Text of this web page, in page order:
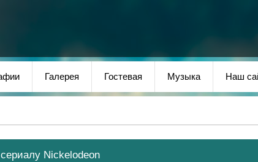
Галерея Гостевая Музыка Наш
Nickelodeon